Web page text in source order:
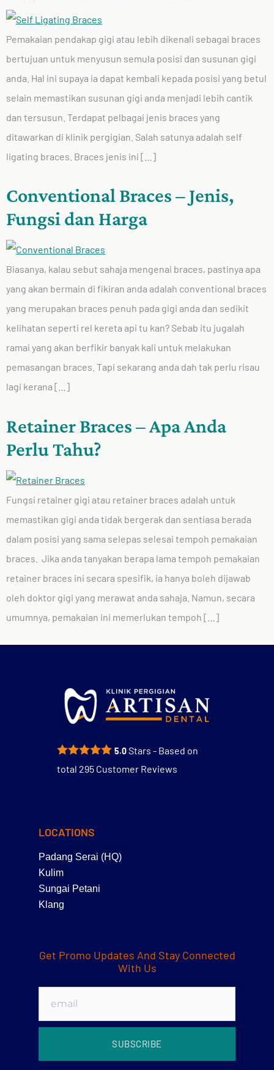
Pemakaian pendakap gigi atau lebih dikenali sebagai braces
bertujuan untuk menyusun semula posisi dan susunan gigi
anda. Hal ini supaya ia dapat kembali kepada posisi yang betul
selain memastikan susunan gigi anda menjadi lebih cantik
dan tersusun. Terdapat pelbagai jenis braces yang
ditawarkan di klinik pergigian. Salah satunya adalah self
ligating braces. Braces jenis ini […]
Conventional Braces – Jenis,
Fungsi dan Harga
Biasanya, kalau sebut sahaja mengenai braces, pastinya apa
yang akan bermain di fikiran anda adalah conventional braces
yang merupakan braces penuh pada gigi anda dan sedikit
kelihatan seperti rel kereta api tu kan? Sebab itu jugalah
ramai yang akan berfikir banyak kali untuk melakukan
pemasangan braces. Tapi sekarang anda dah tak perlu risau
lagi kerana […]
Retainer Braces – Apa Anda
Perlu Tahu?
Fungsi retainer gigi atau retainer braces adalah untuk
memastikan gigi anda tidak bergerak dan sentiasa berada
dalam posisi yang sama selepas selesai tempoh pemakaian
braces. Jika anda tanyakan berapa lama tempoh pemakaian
retainer braces ini secara spesifik, ia hanya boleh dijawab
oleh doktor gigi yang merawat anda sahaja. Namun, secara
umumnya, pemakaian ini memerlukan tempoh […]
5.0Stars - Based on
total 295Customer Reviews
LOCATIONS
Padang Serai (HQ)
Kulim
Sungai Petani
Klang
Get Promo Updates And Stay Connected
With Us
SUBSCRIBE